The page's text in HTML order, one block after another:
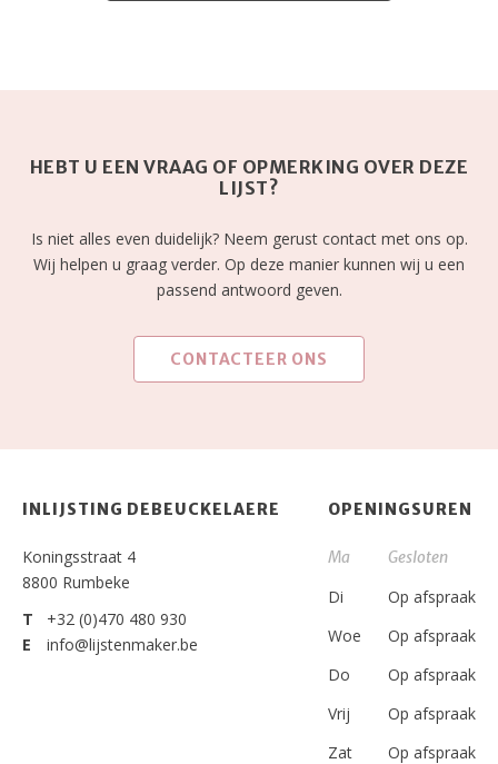
HEBT U EEN VRAAG OF OPMERKING OVER DEZE
LIJST?
Is niet alles even duidelijk? Neem gerust contact met ons op.
Wij helpen u graag verder. Op deze manier kunnen wij u een
passend antwoord geven.
CONTACTEER ONS
INLIJSTING DEBEUCKELAERE
Koningsstraat 4
8800 Rumbeke
T
E
+32 (0)470 480 930
info@lijstenmaker.be
OPENINGSUREN
Ma
Di
Woe
Do
Vrij
Zat
Gesloten
Op afspraak
Op afspraak
Op afspraak
Op afspraak
Op afspraak